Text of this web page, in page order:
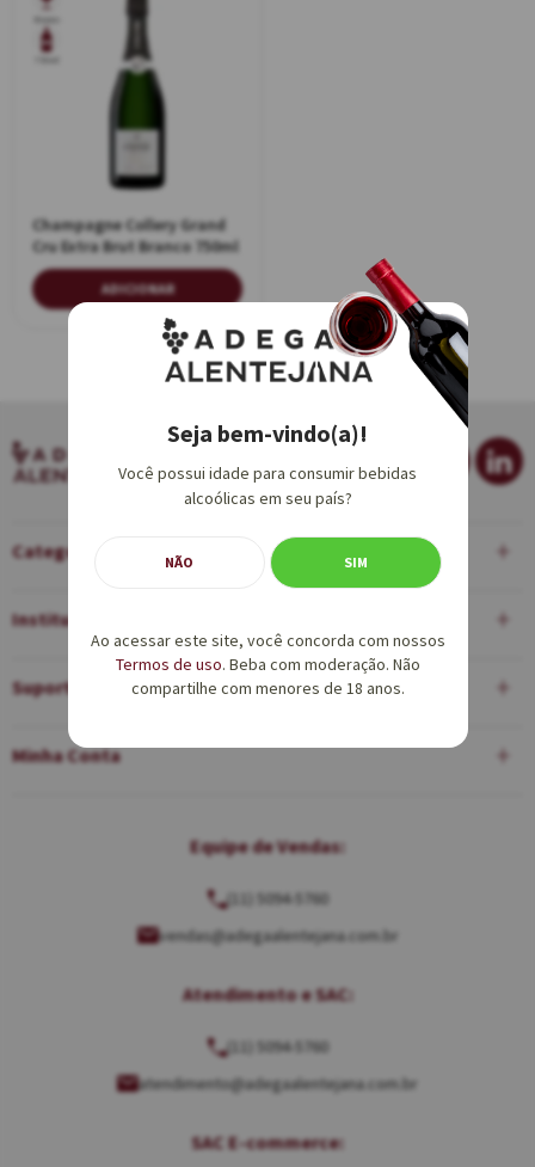
Champagne Collery Grand
Cru Extra Brut Branco 750ml
ADICIONAR
Categorias
Institucional
Suporte
Minha Conta
Equipe de Vendas:
(11) 5094-5760
vendas@adegaalentejana.com.br
Atendimento e SAC:
(11) 5094-5760
atendimento@adegaalentejana.com.br
SAC E-commerce:
Seja bem-vindo(a)!
Você possui idade para consumir bebidas
alcoólicas em seu país?
NÃO SIM
Ao acessar este site, você concorda com nossos
Termos de uso. Beba com moderação. Não
compartilhe com menores de 18 anos.